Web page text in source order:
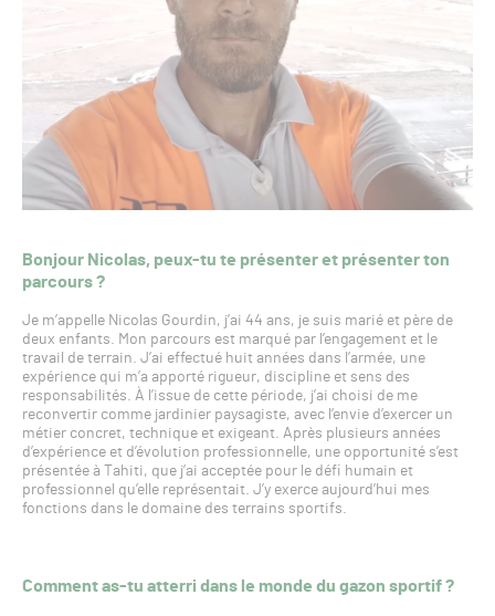
Bonjour Nicolas, peux-tu te présenter et présenter ton
parcours ?
Je m’appelle Nicolas Gourdin, j’ai 44 ans, je suis marié et père de
deux enfants. Mon parcours est marqué par l’engagement et le
travail de terrain. J’ai effectué huit années dans l’armée, une
expérience qui m’a apporté rigueur, discipline et sens des
responsabilités. À l’issue de cette période, j’ai choisi de me
reconvertir comme jardinier paysagiste, avec l’envie d’exercer un
métier concret, technique et exigeant. Après plusieurs années
d’expérience et d’évolution professionnelle, une opportunité s’est
présentée à Tahiti, que j’ai acceptée pour le défi humain et
professionnel qu’elle représentait. J’y exerce aujourd’hui mes
fonctions dans le domaine des terrains sportifs.
Comment as-tu atterri dans le monde du gazon sportif ?